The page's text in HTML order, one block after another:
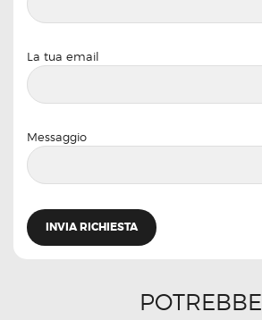
La tua email
Messaggio
POTREBBE